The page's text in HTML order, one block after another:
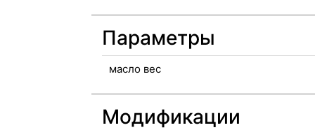
Параметры
масло вес
Модификации